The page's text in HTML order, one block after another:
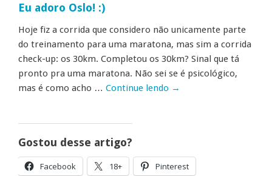
Eu adoro Oslo! :)
Hoje fiz a corrida que considero não unicamente parte
do treinamento para uma maratona, mas sim a corrida
check-up: os 30km. Completou os 30km? Sinal que tá
pronto pra uma maratona. Não sei se é psicológico,
mas é como acho … Continue lendo →
Gostou desse artigo?
Facebook 18+ Pinterest